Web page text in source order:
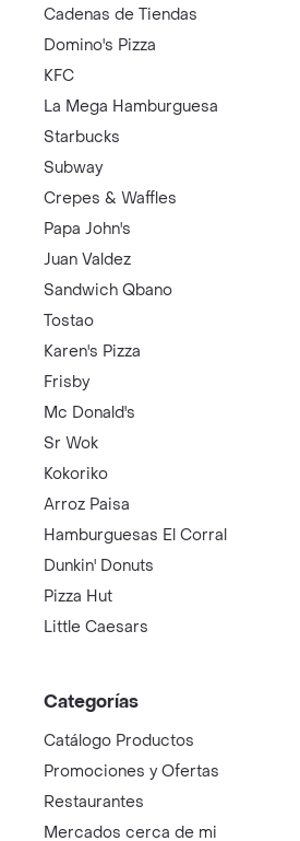
Cadenas de Tiendas
Domino's Pizza
KFC
La Mega Hamburguesa
Starbucks
Subway
Crepes & Waffles
Papa John's
Juan Valdez
Sandwich Qbano
Tostao
Karen's Pizza
Frisby
Mc Donald's
Sr Wok
Kokoriko
Arroz Paisa
Hamburguesas El Corral
Dunkin' Donuts
Pizza Hut
Little Caesars
Categorías
Catálogo Productos
Promociones y Ofertas
Restaurantes
Mercados cerca de mi